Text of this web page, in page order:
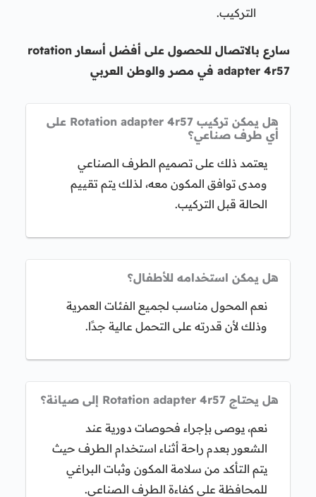
التركيب.
سارع بالاتصال للحصول على أفضل أسعار rotation
adapter 4r57 في مصر والوطن العربي
هل يمكن تركيب Rotation adapter 4r57 على
أي طرف صناعي؟
يعتمد ذلك على تصميم الطرف الصناعي
ومدى توافق المكون معه، لذلك يتم تقييم
الحالة قبل التركيب.
هل يمكن استخدامه للأطفال؟
نعم المحول مناسب لجميع الفئات العمرية
وذلك لأن قدرته على التحمل عالية جدًا.
هل يحتاج Rotation adapter 4r57 إلى صيانة؟
نعم، يوصى بإجراء فحوصات دورية عند
الشعور بعدم راحة أثناء استخدام الطرف حيث
يتم التأكد من سلامة المكون وثبات البراغي
للمحافظة على كفاءة الطرف الصناعي.